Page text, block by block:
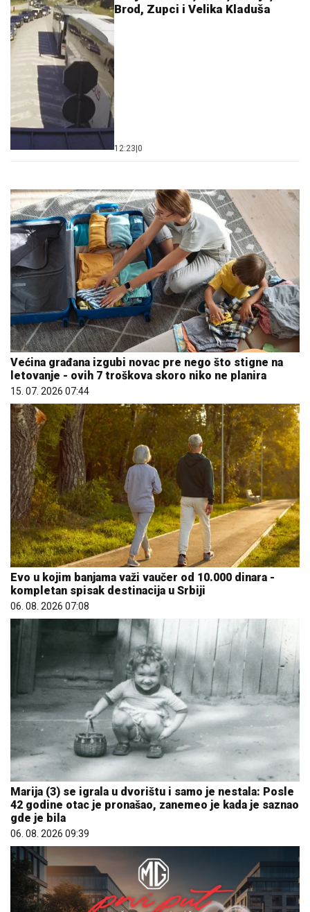
Brod, Zupci i Velika Kladuša
12:23 0
Većina građana izgubi novac pre nego što stigne na
letovanje - ovih 7 troškova skoro niko ne planira
15. 07. 2026 07:44
Evo u kojim banjama važi vaučer od 10.000 dinara -
kompletan spisak destinacija u Srbiji
06. 08. 2026 07:08
Marija (3) se igrala u dvorištu i samo je nestala: Posle
42 godine otac je pronašao, zanemeo je kada je saznao
gde je bila
06. 08. 2026 09:39